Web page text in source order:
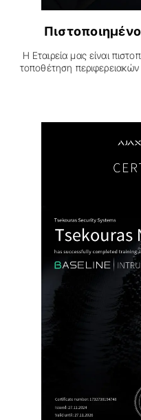
Η Εταιρεία μας είναι
τοποθέτηση